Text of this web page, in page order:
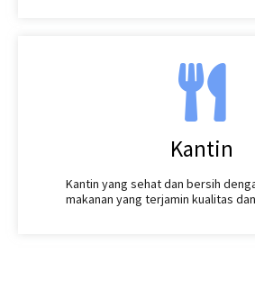
Kantin
Kantin yang sehat dan bersih
makanan yang terjamin kualitas